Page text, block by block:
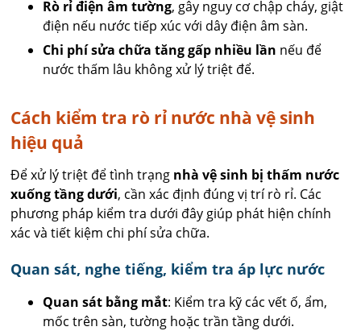
Rò rỉ điện âm tường, gây nguy cơ chập cháy, giật
điện nếu nước tiếp xúc với dây điện âm sàn.
Chi phí sửa chữa tăng gấp nhiều lần nếu để
nước thấm lâu không xử lý triệt để.
Cách kiểm tra rò rỉ nước nhà vệ sinh
hiệu quả
Để xử lý triệt để tình trạng nhà vệ sinh bị thấm nước
xuống tầng dưới, cần xác định đúng vị trí rò rỉ. Các
phương pháp kiểm tra dưới đây giúp phát hiện chính
xác và tiết kiệm chi phí sửa chữa.
Quan sát, nghe tiếng, kiểm tra áp lực nước
Quan sát bằng mắt: Kiểm tra kỹ các vết ố, ẩm,
mốc trên sàn, tường hoặc trần tầng dưới.